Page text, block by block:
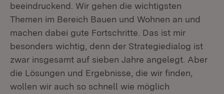
beeindruckend. Wir gehen die wichtigsten
Themen im Bereich Bauen und Wohnen an und
machen dabei gute Fortschritte. Das ist mir
besonders wichtig, denn der Strategiedialog ist
zwar insgesamt auf sieben Jahre angelegt. Aber
die Lösungen und Ergebnisse, die wir finden,
wollen wir auch so schnell wie möglich